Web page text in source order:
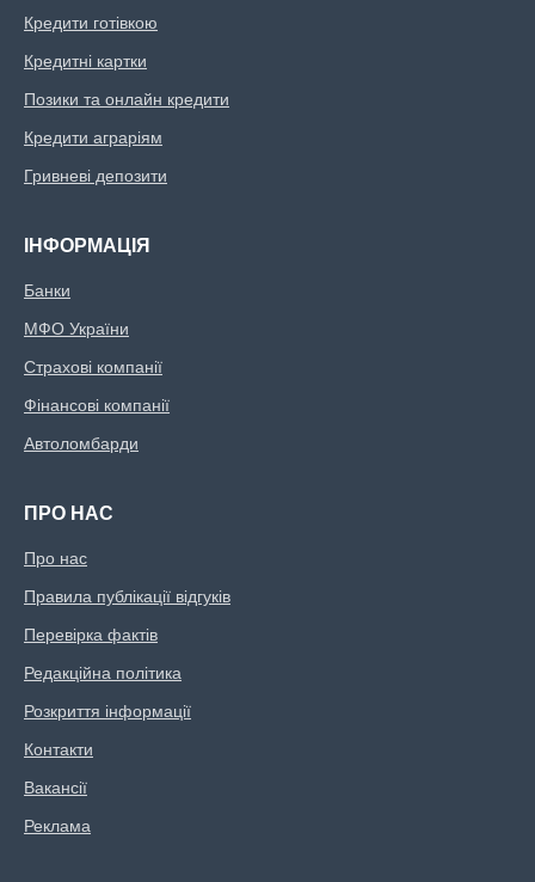
Кредити готівкою
Кредитні картки
Позики та онлайн кредити
Кредити аграріям
Гривневі депозити
ІНФОРМАЦІЯ
Банки
МФО України
Страхові компанії
Фінансові компанії
Автоломбарди
ПРО НАС
Про нас
Правила публікації відгуків
Перевірка фактів
Редакційна політика
Розкриття інформації
Контакти
Вакансії
Реклама